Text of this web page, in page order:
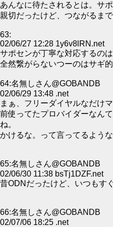
あんなに待たされるとは。サ
親切だったけど、つながるま
63:
02/06/27 12:28 1y6v8lRN.net
サポセンが丁寧な対応するの
全然繋がらないつーのはサギ
64:名無しさん@GOBANDB
02/06/29 13:48 .net
まぁ、フリーダイヤルなだけマ
前使ってたプロバイダーなん
ね。
かけるな。って言ってるよう
65:名無しさん@GOBANDB
02/06/30 11:38 bsTj1DZF.net
昔ODNだったけど、いつもす
66:名無しさん@GOBANDB
02/07/06 18:25 .net